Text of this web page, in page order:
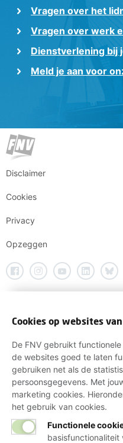
Vragen over het
Vragen over werk
Dienstverlening bij
Meld je aan voor
Disclaimer
Cookies
Privacy
Opzeggen
Cookies op websites
De FNV gebruikt
de websites goed te laten
gebruiken net als de
persoonsgegevens. Met
marketing cookies.
het gebruik van cookies.
Functionele
basisfunctionaliteit